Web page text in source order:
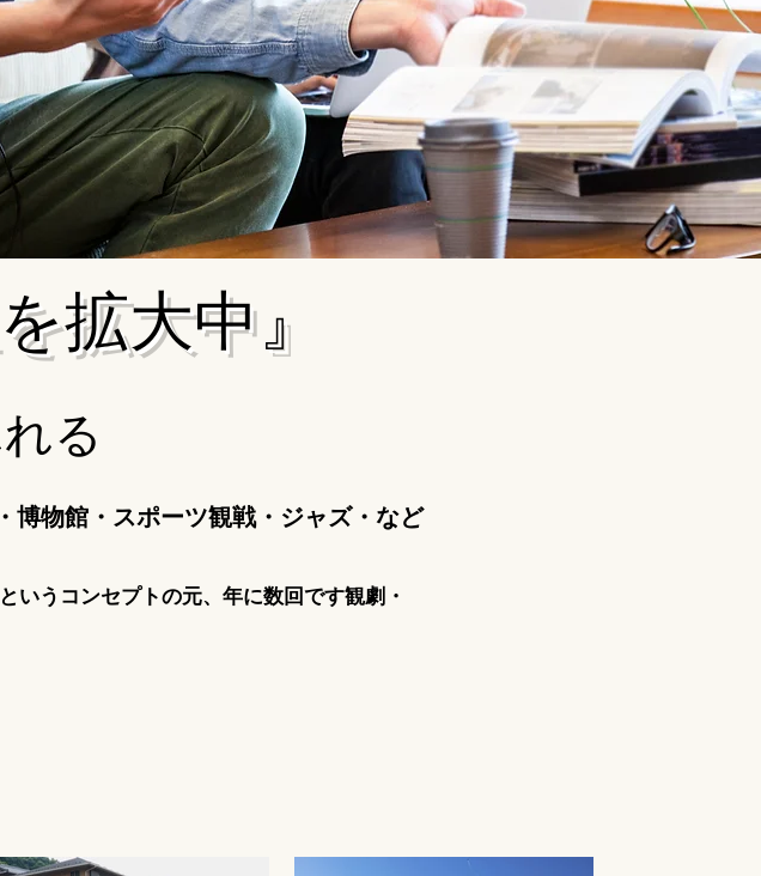
拡大中』
る
博物館・スポーツ観戦・ジャズ・など
いうコンセプトの元、年に数回です観劇・